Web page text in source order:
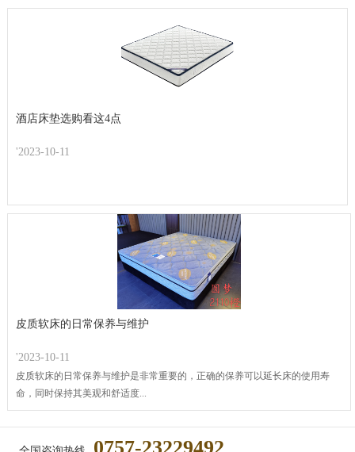
酒店床垫选购看这4点
'2023-10-11
皮质软床的日常保养与维护
'2023-10-11
皮质软床的日常保养与维护是非常重要的，正确的保养可以延长床的使用寿
命，同时保持其美观和舒适度...